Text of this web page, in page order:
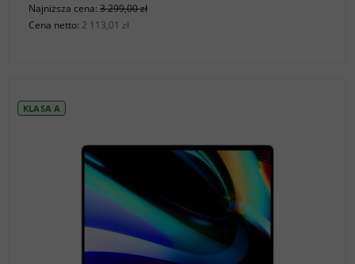
Najniższa cena: 3 299,00 zł
Cena netto: 2 113,01 zł
KLASA A